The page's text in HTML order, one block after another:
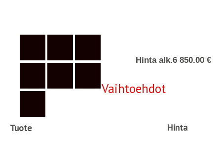
Hinta alk.6 850.00 €
Vaihtoehdot
Tuote
Hinta